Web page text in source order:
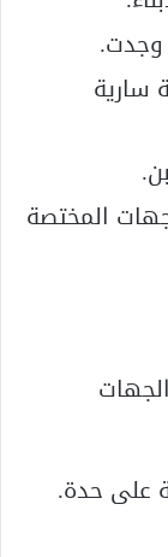
وجدت.
سارية
المختصة
على حدة.